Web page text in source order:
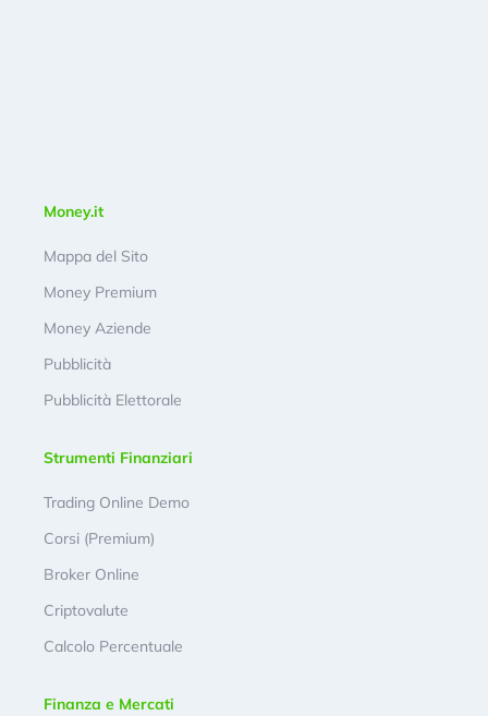
Money.it
Mappa del Sito
Money Premium
Money Aziende
Pubblicità
Pubblicità Elettorale
Strumenti Finanziari
Trading Online Demo
Corsi (Premium)
Broker Online
Criptovalute
Calcolo Percentuale
Finanza e Mercati